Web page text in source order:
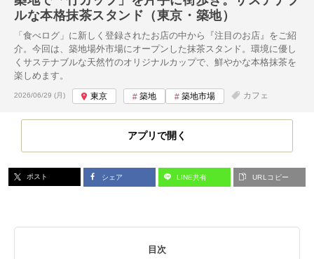
ルな本格抹茶スタンド（東京・築地）
「食べログ」に新しく登録されたお店の中から『注目のお店』をご紹
介。今回は、築地場外市場にオープンした抹茶スタンド。環境に優し
くサステナブルな天然竹のオリジナルカップで、鮮やかな本格抹茶を
楽しめます。
投稿日:
2026/06/29 (月) 東京 築地 築地市場 カフェ
アプリで開く
ポスト シェア LINE共有 URLコピー
目次